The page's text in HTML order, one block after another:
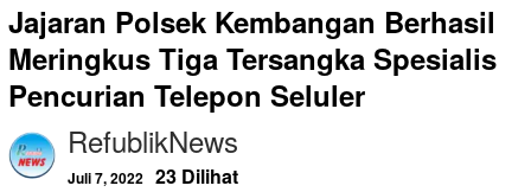
Jajaran Polsek Kembangan Berhasil
Meringkus Tiga Tersangka Spesialis
Pencurian Telepon Seluler
RefublikNews
Juli 7, 2022 23 Dilihat